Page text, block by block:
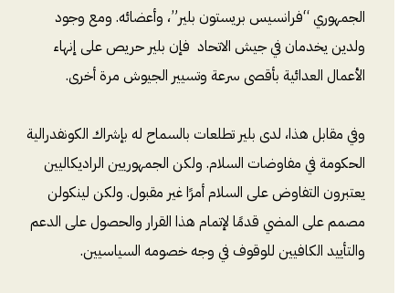
الجمهوري “فرانسيس بريستون بلير”، وأعضائه. ومع وجود
ولدين يخدمان في جيش الاتحاد فإن بلير حريص على إنهاء
الأعمال العدائية بأقصى سرعة وتسيير الجيوش مرة أخرى.
وفي مقابل هذا، لدى بلير تطلعات بالسماح له بإشراك الكونفدرالية
الحكومة في مفاوضات السلام. ولكن الجمهوريين الراديكاليين
يعتبرون التفاوض على السلام أمرًا غير مقبول. ولكن لينكولن
مصمم على المضي قدمًا لإتمام هذا القرار والحصول على الدعم
والتأييد الكافيين للوقوف في وجه خصومه السياسيين.